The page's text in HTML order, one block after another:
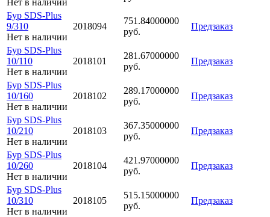
Бур SDS-Plus
9/310
Нет в наличии
2018094
751.84000000
руб.
Предзаказ
Бур SDS-Plus
10/110
Нет в наличии
2018101
281.67000000
руб.
Предзаказ
Бур SDS-Plus
10/160
Нет в наличии
2018102
289.17000000
руб.
Предзаказ
Бур SDS-Plus
10/210
Нет в наличии
2018103
367.35000000
руб.
Предзаказ
Бур SDS-Plus
10/260
Нет в наличии
2018104
421.97000000
руб.
Предзаказ
Бур SDS-Plus
10/310
Нет в наличии
2018105
515.15000000
руб.
Предзаказ